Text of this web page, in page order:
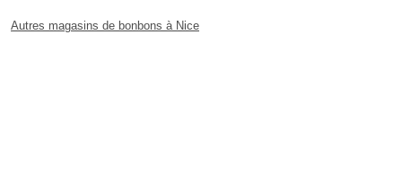
Autres magasins de bonbons à Nice